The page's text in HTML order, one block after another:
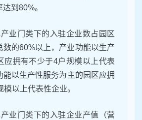
到80%。
产业门类下的入驻企业数占园区
数的60%以上，产业功能以生产
应拥有不少于4户规模以上代表
能以生产性服务为主的园区应拥
以上代表性企业。
产业门类下的入驻企业产值（营